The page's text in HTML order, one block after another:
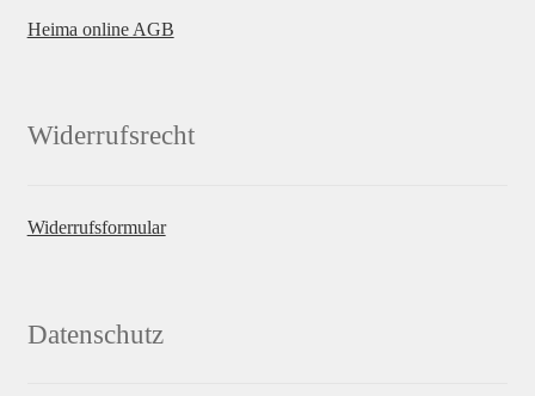
Heima online AGB
Widerrufsrecht
Widerrufsformular
Datenschutz